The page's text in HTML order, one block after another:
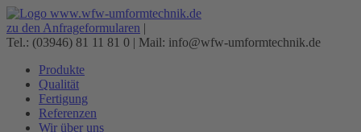
zu den Anfrageformularen |
Tel.: (03946) 81 11 81 0 | Mail: info@wfw-umformtechnik.de
Produkte
Qualität
Fertigung
Referenzen
Wir über uns